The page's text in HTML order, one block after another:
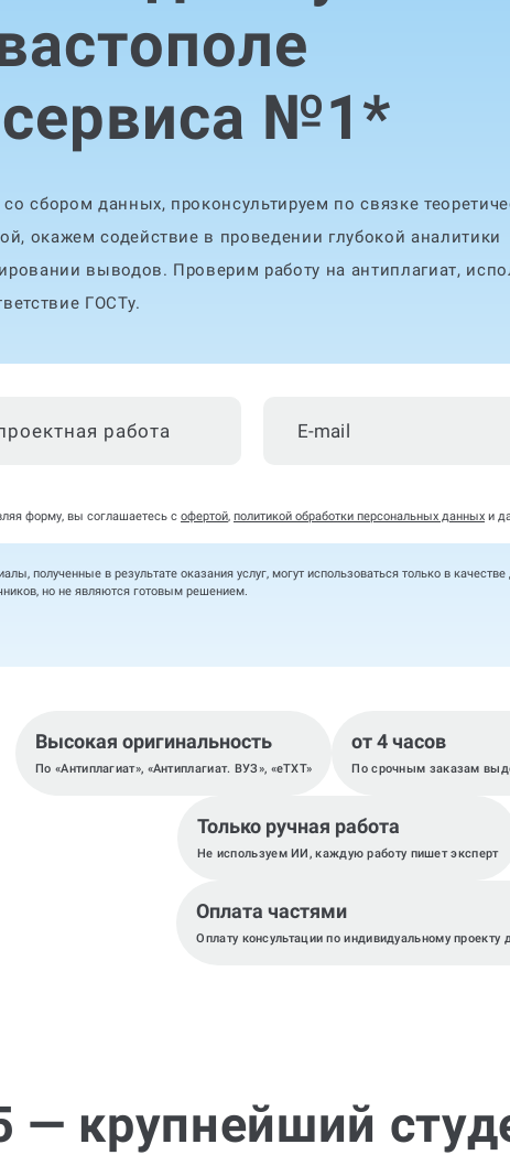
№1*
сбором данных, проконсультируем по связке
окажем содействие в проведении глубокой аналитики
выводов. Проверим работу на антиплагиат,
ГОСТу.
работа
форму, вы соглашаетесь с офертой, политикой обработки персональных данных и
полученные в результате оказания услуг, могут использоваться только в
но не являются готовым решением.
Высокая оригинальность
По «Антиплагиат», «Антиплагиат. ВУЗ», «eTXT»
от 4 часов
По срочным заказам
Только ручная работа
Не используем ИИ, каждую работу пишет эксперт
Оплата частями
Оплату консультации по индивидуальному
— крупнейший